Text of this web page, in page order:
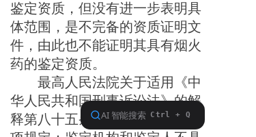
鉴定资质，但没有进一步表明具
体范围，是不完备的资质证明文
件， 由此也不能证明其具有烟火
药的鉴定资质。
最高人民法院关于适用《中
华人民共和国刑事诉讼法》的解
释第八十五条第（一）、（二）